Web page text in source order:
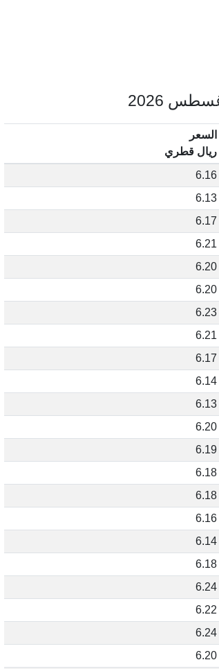
السعر
ريال قطري
6.16
6.13
6.17
6.21
6.20
6.20
6.23
6.21
6.17
6.14
6.13
6.20
6.19
6.18
6.18
6.16
6.14
6.18
6.24
6.22
6.24
6.20